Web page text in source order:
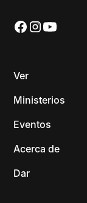
Ver
Ministerios
Eventos
Acerca de
Dar